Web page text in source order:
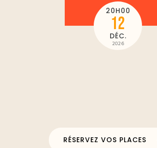
20H00
12
DÉC.
2026
RÉSERVEZ VOS PLACES